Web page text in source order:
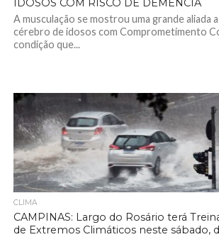
IDOSOS COM RISCO DE DEMÊNCIA
A musculação se mostrou uma grande aliada
cérebro de idosos com Comprometimento
condição que...
CLIMA
CAMPINAS: Largo do Rosário terá
de Extremos Climáticos neste sábado,